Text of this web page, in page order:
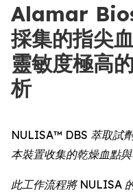
Alamar
採集的指尖
靈敏度極高
析
NULISA™ DBS 萃取試
本裝置收集的乾燥血點
此工作流程將 NULISA